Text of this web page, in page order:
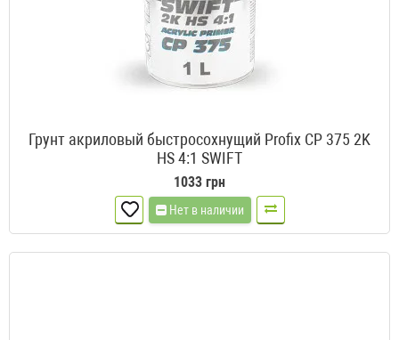
Грунт акриловый быстросохнущий Profix CP 375 2K
HS 4:1 SWIFT
1033 грн
Нет в наличии